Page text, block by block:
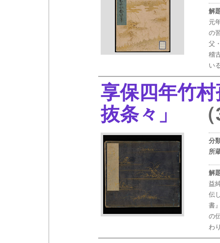
解
元
の
父
稽
い
享保四年竹
抜条々」
（
分
所
解
益
伝
書
の
わ